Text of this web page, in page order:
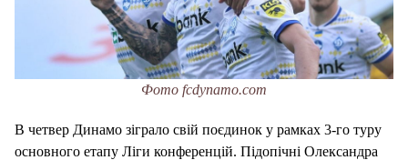
Фото fcdynamo.com
В четвер Динамо зіграло свій поєдинок у рамках 3-го туру
основного етапу Ліги конференцій. Підопічні Олександра